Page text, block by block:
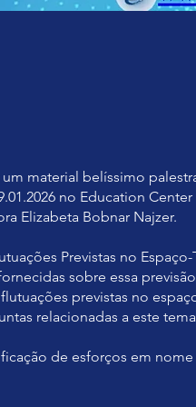
material belíssimo
no Education Center
Elizabeta Bobnar Najzer.
Previstas no
sobre essa
previstas no
relacionadas a este
de esforços em nome